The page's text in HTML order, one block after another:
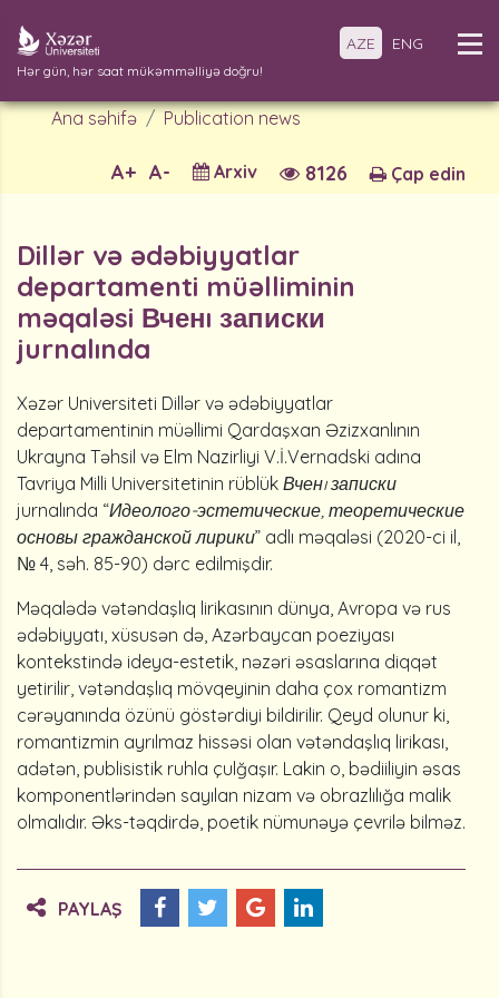
Hər gün, hər saat mükəmməlliyə doğru!
AZE ENG
Ana səhifə Publication news
Çap edin
8126
Arxiv
A-
A+
Dillər və ədəbiyyatlar
departamenti müəlliminin
məqaləsi Вченı записки
jurnalında
Xəzər Universiteti Dillər və ədəbiyyatlar
departamentinin müəllimi Qardaşxan Əzizxanlının
Ukrayna Təhsil və Elm Nazirliyi V.İ.Vernadski adına
Tavriya Milli Universitetinin rüblük Вченı записки
jurnalında “Идеолого-эстетические, теоретические
основы гражданской лирики” adlı məqaləsi (2020-ci il,
№ 4, səh. 85-90) dərc edilmişdir.
Məqalədə vətəndaşlıq lirikasının dünya, Avropa və rus
ədəbiyyatı, xüsusən də, Azərbaycan poeziyası
kontekstində ideya-estetik, nəzəri əsaslarına diqqət
yetirilir, vətəndaşlıq mövqeyinin daha çox romantizm
cərəyanında özünü göstərdiyi bildirilir. Qeyd olunur ki,
romantizmin ayrılmaz hissəsi olan vətəndaşlıq lirikası,
adətən, publisistik ruhla çulğaşır. Lakin o, bədiiliyin əsas
komponentlərindən sayılan nizam və obrazlılığa malik
olmalıdır. Əks-təqdirdə, poetik nümunəyə çevrilə bilməz.
PAYLAŞ